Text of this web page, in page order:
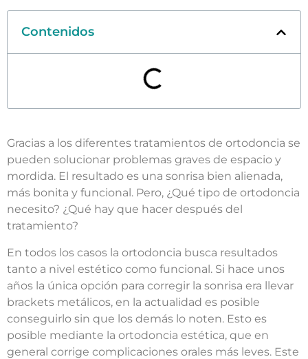
Contenidos
Gracias a los diferentes tratamientos de ortodoncia se
pueden solucionar problemas graves de espacio y
mordida. El resultado es una sonrisa bien alienada,
más bonita y funcional. Pero, ¿Qué tipo de ortodoncia
necesito? ¿Qué hay que hacer después del
tratamiento?
En todos los casos la ortodoncia busca resultados
tanto a nivel estético como funcional. Si hace unos
años la única opción para corregir la sonrisa era llevar
brackets metálicos, en la actualidad es posible
conseguirlo sin que los demás lo noten. Esto es
posible mediante la ortodoncia estética, que en
general corrige complicaciones orales más leves. Este